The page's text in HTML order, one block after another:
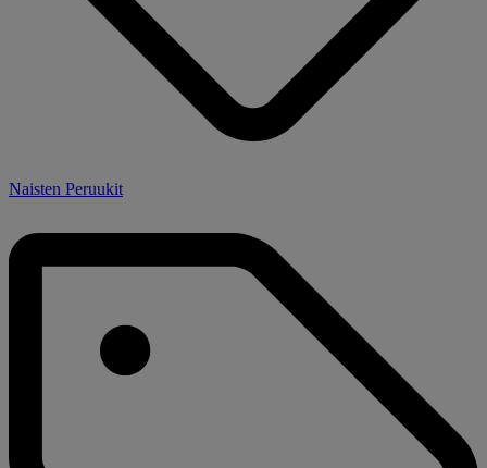
Naisten Peruukit